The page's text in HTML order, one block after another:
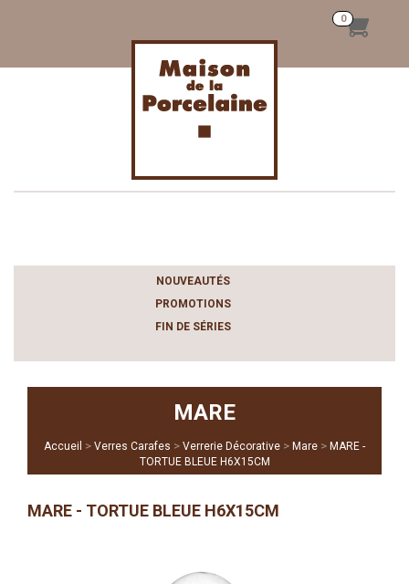
NOUVEAUTÉS
PROMOTIONS
FIN DE SÉRIES
MARE
Accueil > Verres Carafes > Verrerie Décorative > Mare > MARE -
TORTUE BLEUE H6X15CM
MARE - TORTUE BLEUE H6X15CM